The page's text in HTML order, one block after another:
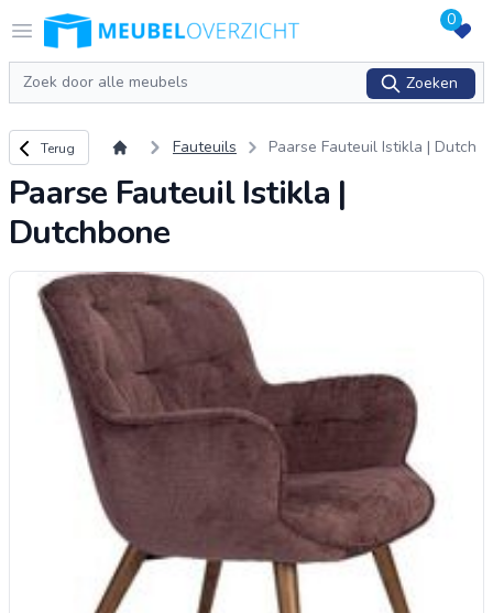
Open menu
Logo Meubeloverzicht.nl 0
Zoeken
Zoeken
Terug naar overzicht
Terug Fauteuils
Paarse Fauteuil Istikla | Dutch
Paarse Fauteuil Istikla |
Dutchbone